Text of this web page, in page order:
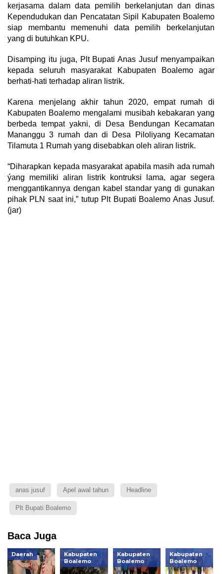
kerjasama dalam data pemilih berkelanjutan dan dinas
Kependudukan dan Pencatatan Sipil Kabupaten Boalemo
siap membantu memenuhi data pemilih berkelanjutan
yang di butuhkan KPU.
Disamping itu juga, Plt Bupati Anas Jusuf menyampaikan
kepada seluruh masyarakat Kabupaten Boalemo agar
berhati-hati terhadap aliran listrik.
Karena menjelang akhir tahun 2020, empat rumah di
Kabupaten Boalemo mengalami musibah kebakaran yang
berbeda tempat yakni, di Desa Bendungan Kecamatan
Mananggu 3 rumah dan di Desa Piloliyang Kecamatan
Tilamuta 1 Rumah yang disebabkan oleh aliran listrik.
“Diharapkan kepada masyarakat apabila masih ada rumah
ýang memiliki aliran listrik kontruksi lama, agar segera
menggantikannya dengan kabel standar yang di gunakan
pihak PLN saat ini,” tutup Plt Bupati Boalemo Anas Jusuf.
(jar)
anas jusuf Apel awal tahun Headline
Plt Bupati Boalemo
Baca Juga
Daerah
Kabupaten
Boalemo
Kabupaten
Boalemo
Kabupaten
Boalemo